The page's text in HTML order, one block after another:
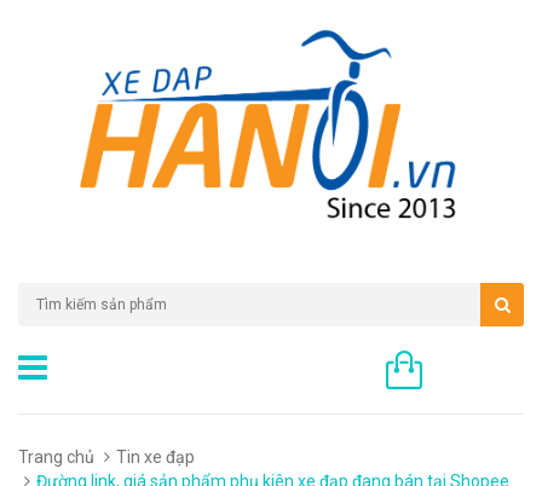
Trang chủ
Tin xe đạp
Đường link, giá sản phẩm phụ kiên xe đạp đang bán tại Shopee